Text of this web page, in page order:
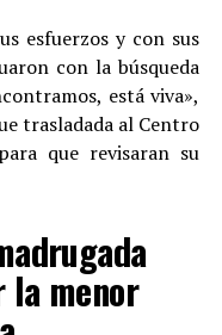
esfuerzos y con sus
con la búsqueda
está viva»,
trasladada al Centro
que revisaran su
la menor